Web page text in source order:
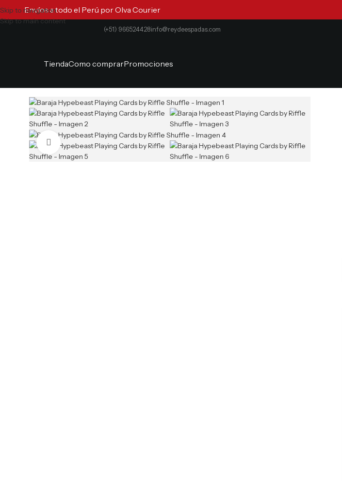
Skip to navigation
Skip to main content
Envíos a todo el Perú por Olva Courier
(+51) 966524428info@reydeespadas.com
TiendaComo comprarPromociones
Clic para ampliar